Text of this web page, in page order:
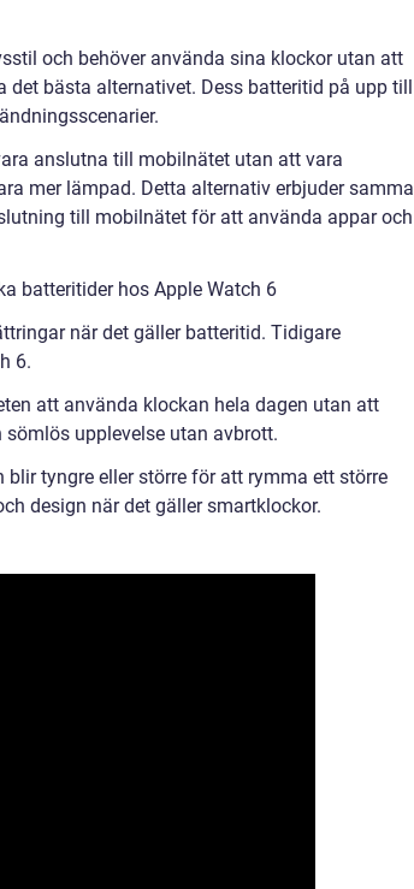
och behöver använda sina klockor utan att
det bästa alternativet. Dess batteritid på upp till
anslutna till mobilnätet utan att vara
mer lämpad. Detta alternativ erbjuder samma
till mobilnätet för att använda appar och
batteritider hos Apple Watch 6
när det gäller batteritid. Tidigare
6.
att använda klockan hela dagen utan att
upplevelse utan avbrott.
tyngre eller större för att rymma ett större
design när det gäller smartklockor.